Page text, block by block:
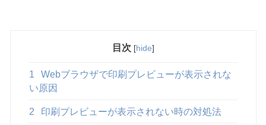
目次 [hide]
1
Webブラウザで印刷プレビューが表示されな
い原因
2 印刷プレビューが表示されない時の対処法